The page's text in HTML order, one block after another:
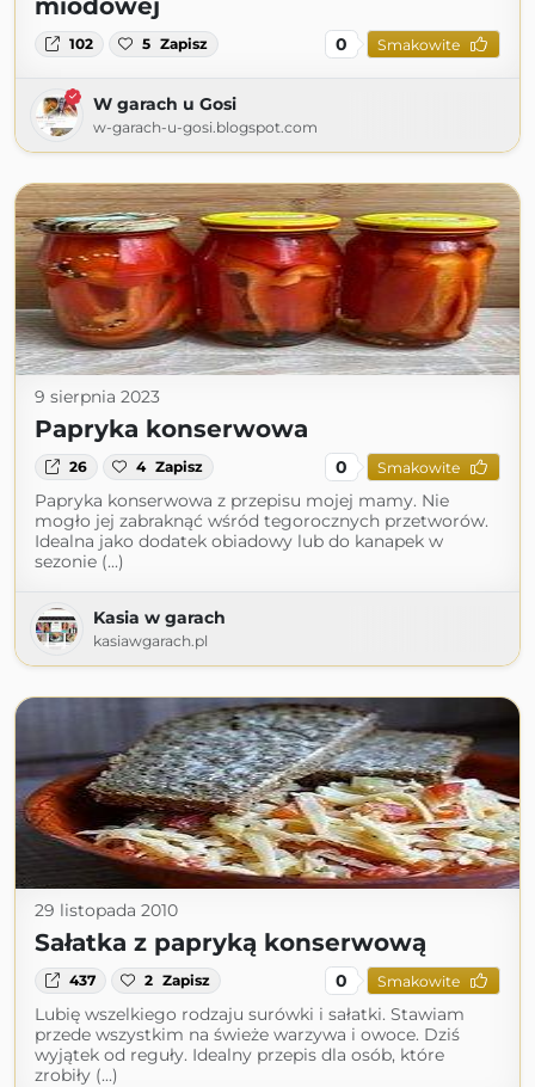
miodowej
102 5 Zapisz 0 Smakowite
W garach u Gosi
w-garach-u-gosi.blogspot.com
9 sierpnia 2023
Papryka konserwowa
26 4 Zapisz 0 Smakowite
Papryka konserwowa z przepisu mojej mamy. Nie
mogło jej zabraknąć wśród tegorocznych przetworów.
Idealna jako dodatek obiadowy lub do kanapek w
sezonie (...)
Kasia w garach
kasiawgarach.pl
29 listopada 2010
Sałatka z papryką konserwową
437 2 Zapisz 0 Smakowite
Lubię wszelkiego rodzaju surówki i sałatki. Stawiam
przede wszystkim na świeże warzywa i owoce. Dziś
wyjątek od reguły. Idealny przepis dla osób, które
zrobiły (...)